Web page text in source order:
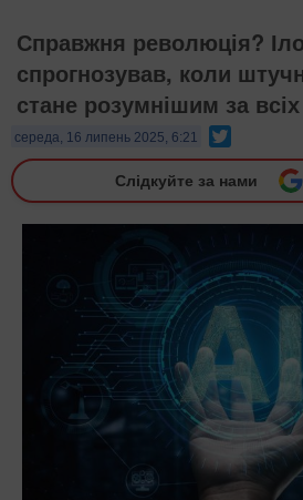
Справжня революція?
спрогнозував, коли
стане розумнішим за
середа, 16 липень 2025, 6:21
Слідкуйте за нами